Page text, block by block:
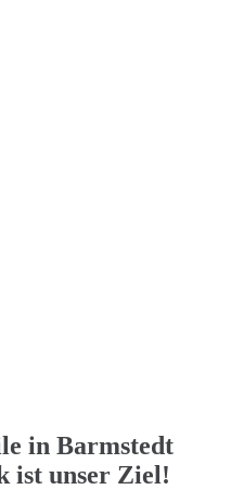
in Barmstedt
ist unser Ziel!